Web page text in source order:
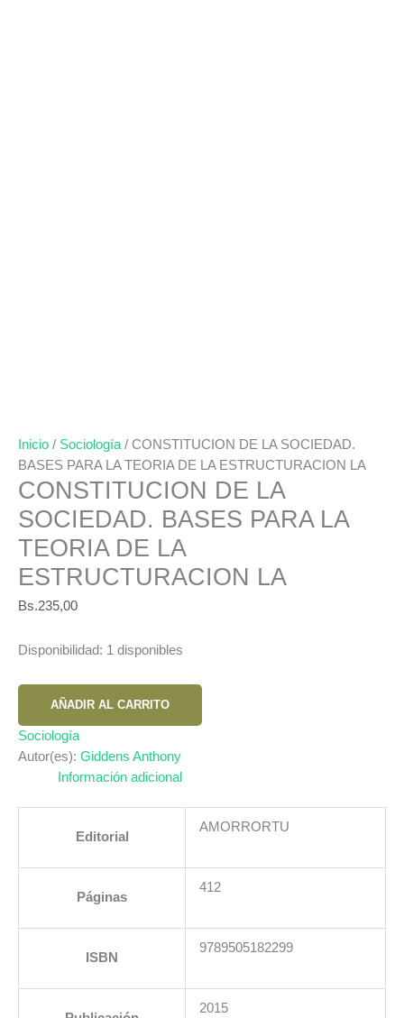
Inicio / Sociología / CONSTITUCION DE LA SOCIEDAD.
BASES PARA LA TEORIA DE LA ESTRUCTURACION LA
CONSTITUCION DE LA
SOCIEDAD. BASES PARA LA
TEORIA DE LA
ESTRUCTURACION LA
Bs.235,00
Disponibilidad: 1 disponibles
CONSTITUCION
LA
SOCIEDAD.
BASES
ESTRUCTURACION
AÑADIR AL CARRITO
Sociología
Autor(es): Giddens Anthony
Información adicional
Editorial
AMORRORTU
Páginas
412
ISBN
9789505182299
2015